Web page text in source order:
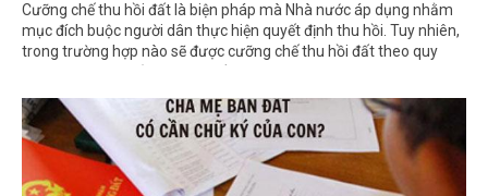
Cưỡng chế thu hồi đất là biện pháp mà Nhà nước áp dụng nhằm
mục đích buộc người dân thực hiện quyết định thu hồi. Tuy nhiên,
trong trường hợp nào sẽ được cưỡng chế thu hồi đất theo quy